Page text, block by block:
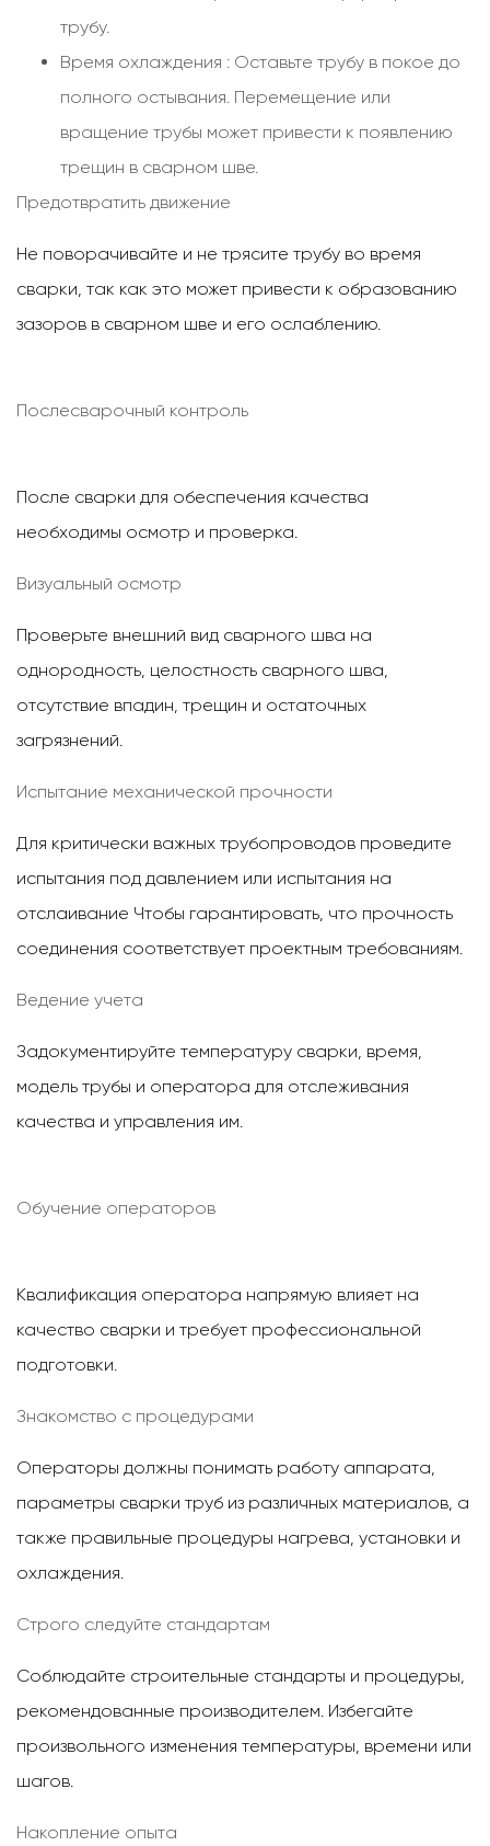
трубу.
Время охлаждения : Оставьте трубу в покое до
полного остывания. Перемещение или
вращение трубы может привести к появлению
трещин в сварном шве.
Предотвратить движение
Не поворачивайте и не трясите трубу во время
сварки, так как это может привести к образованию
зазоров в сварном шве и его ослаблению.
Послесварочный контроль
После сварки для обеспечения качества
необходимы осмотр и проверка.
Визуальный осмотр
Проверьте внешний вид сварного шва на
однородность, целостность сварного шва,
отсутствие впадин, трещин и остаточных
загрязнений.
Испытание механической прочности
Для критически важных трубопроводов проведите
испытания под давлением или испытания на
отслаивание Чтобы гарантировать, что прочность
соединения соответствует проектным требованиям.
Ведение учета
Задокументируйте температуру сварки, время,
модель трубы и оператора для отслеживания
качества и управления им.
Обучение операторов
Квалификация оператора напрямую влияет на
качество сварки и требует профессиональной
подготовки.
Знакомство с процедурами
Операторы должны понимать работу аппарата,
параметры сварки труб из различных материалов, а
также правильные процедуры нагрева, установки и
охлаждения.
Строго следуйте стандартам
Соблюдайте строительные стандарты и процедуры,
рекомендованные производителем. Избегайте
произвольного изменения температуры, времени или
шагов.
Накопление опыта